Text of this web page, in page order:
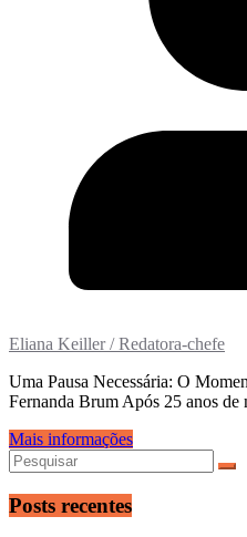
Eliana Keiller / Redatora-chefe
Uma Pausa Necessária: O
Fernanda Brum Após 25 anos de
Mais informações
Posts recentes